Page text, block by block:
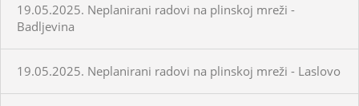
19.05.2025. Neplanirani radovi na plinskoj mreži -
Badljevina
19.05.2025. Neplanirani radovi na plinskoj mreži - Laslovo